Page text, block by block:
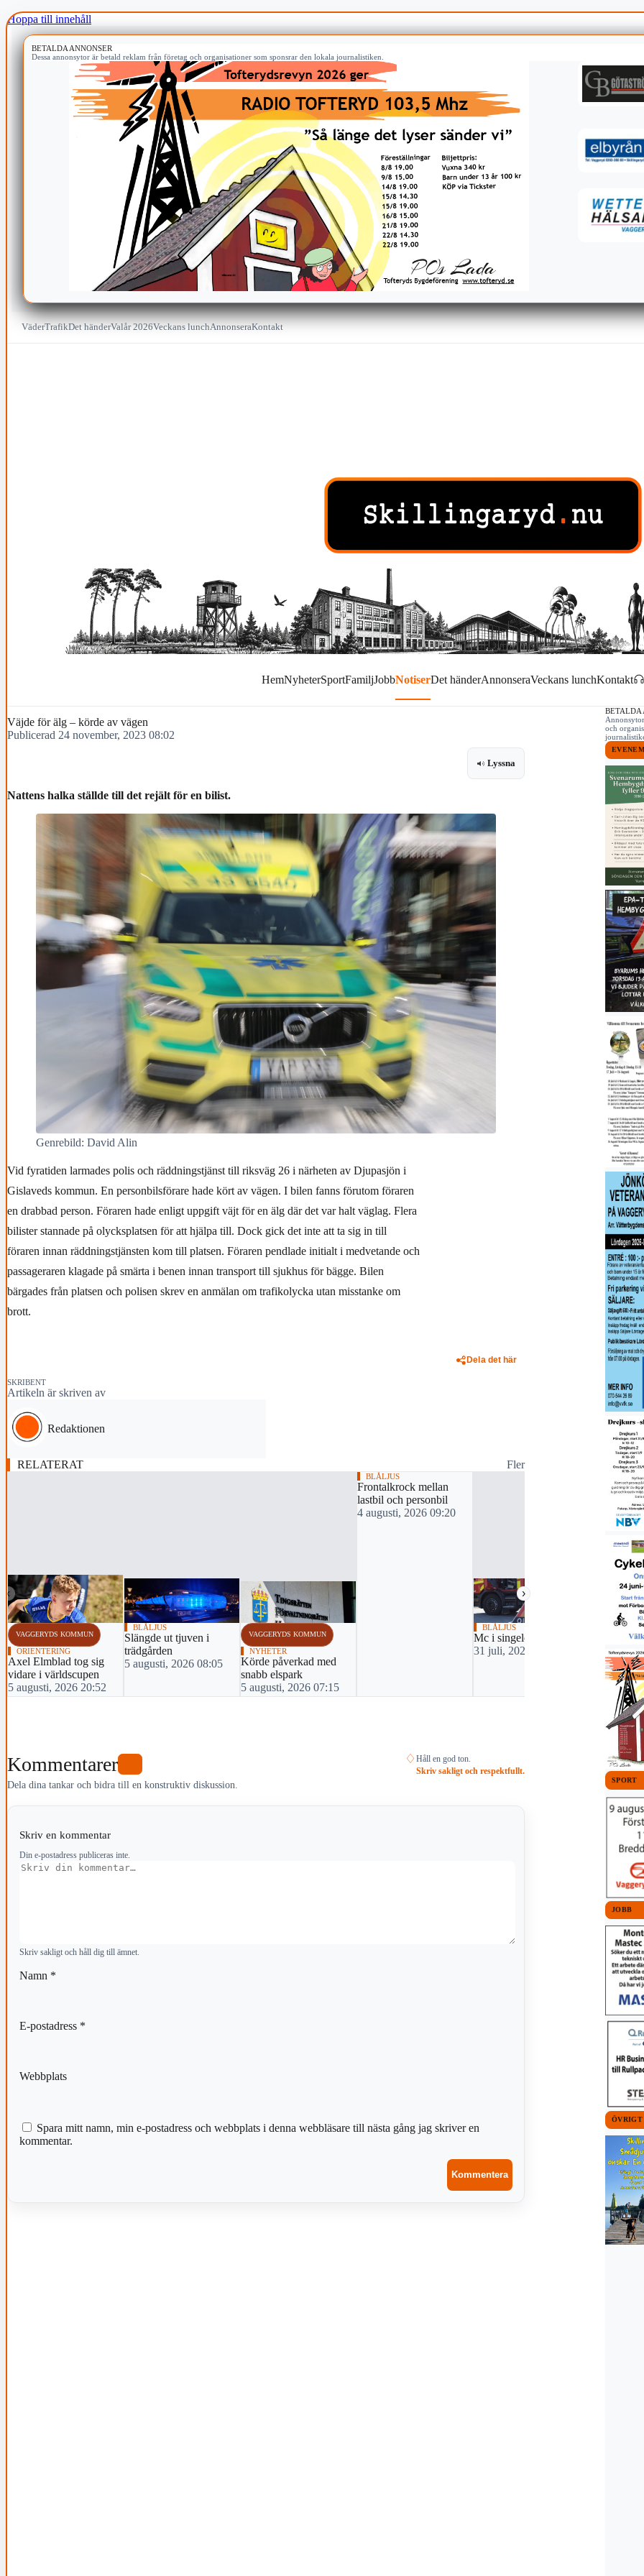
Hoppa till innehåll
BETALDA ANNONSER
Dessa annonsytor är betald reklam från företag och organisationer som sponsrar den lokala journalistiken.
VäderTrafikDet händerValår 2026Veckans lunchAnnonseraKontakt
HemNyheterSportFamiljJobbNotiserDet händerAnnonseraVeckans lunchKontakt
Väjde för älg – körde av vägen
Publicerad 24 november, 2023 08:02
Lyssna
Nattens halka ställde till det rejält för en bilist.
Genrebild: David Alin
Vid fyratiden larmades polis och räddningstjänst till riksväg 26 i närheten av Djupasjön i
Gislaveds kommun. En personbilsförare hade kört av vägen. I bilen fanns förutom föraren
en drabbad person. Föraren hade enligt uppgift väjt för en älg där det var halt väglag. Flera
bilister stannade på olycksplatsen för att hjälpa till. Dock gick det inte att ta sig in till
föraren innan räddningstjänsten kom till platsen. Föraren pendlade initialt i medvetande och
passageraren klagade på smärta i benen innan transport till sjukhus för bägge. Bilen
bärgades från platsen och polisen skrev en anmälan om trafikolycka utan misstanke om
brott.
Dela det här
SKRIBENT
Artikeln är skriven av
Redaktionen
RELATERAT Fler
‹ ›
VAGGERYDS KOMMUN
ORIENTERING
Axel Elmblad tog sig
vidare i världscupen
5 augusti, 2026 20:52
BLÅLJUS
Slängde ut tjuven i
trädgården
5 augusti, 2026 08:05
VAGGERYDS KOMMUN
NYHETER
Körde påverkad med
snabb elspark
5 augusti, 2026 07:15
BLÅLJUS
Frontalkrock mellan
lastbil och personbil
4 augusti, 2026 09:20
BLÅLJUS
Mc i singelolycka
31 juli, 2026 16:41
BLÅLJUS
Bilist
vinglig färd
27 juli,
Kommentarer
Dela dina tankar och bidra till en konstruktiv diskussion.
♢ Håll en god ton.
Skriv sakligt och respektfullt.
Skriv en kommentar
Din e-postadress publiceras inte.
Kommentar
Skriv sakligt och håll dig till ämnet.
Namn *
E-postadress *
Webbplats
Spara mitt namn, min e-postadress och webbplats i denna webbläsare till nästa gång jag skriver en
kommentar.
BETALDA
och
SPORT
JOBB
ÖVRIGT